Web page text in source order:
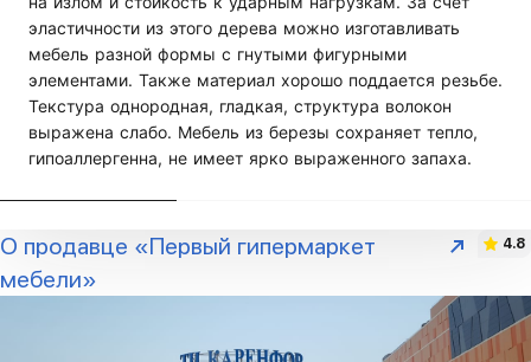
эластичности из этого дерева можно изготавливать
мебель разной формы с гнутыми фигурными
элементами. Также материал хорошо поддается резьбе.
Текстура однородная, гладкая, структура волокон
выражена слабо. Мебель из березы сохраняет тепло,
гипоаллергенна, не имеет ярко выраженного запаха.
О продавце «Первый гипермаркет
мебели»
4.8